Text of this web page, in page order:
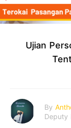
Ujian
By
Deputy